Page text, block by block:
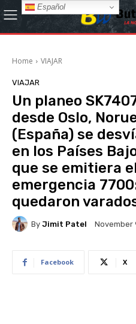
Home VIAJAR
VIAJAR
Un planeo
desde Oslo,
(España) se
en los Países
que se emitiera
emergencia
quedaron
By Jimit Patel November
Facebook X
Español